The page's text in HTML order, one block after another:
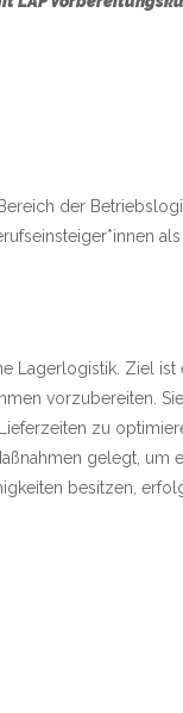
der
Lagerlogistik. Ziel
vorzubereiten.
zu
gelegt, um
besitzen,